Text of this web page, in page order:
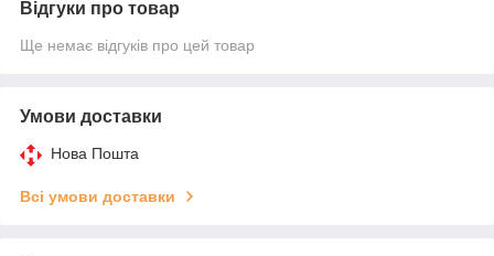
Відгуки про товар
Ще немає відгуків про цей товар
Умови доставки
Нова Пошта
Всі умови доставки